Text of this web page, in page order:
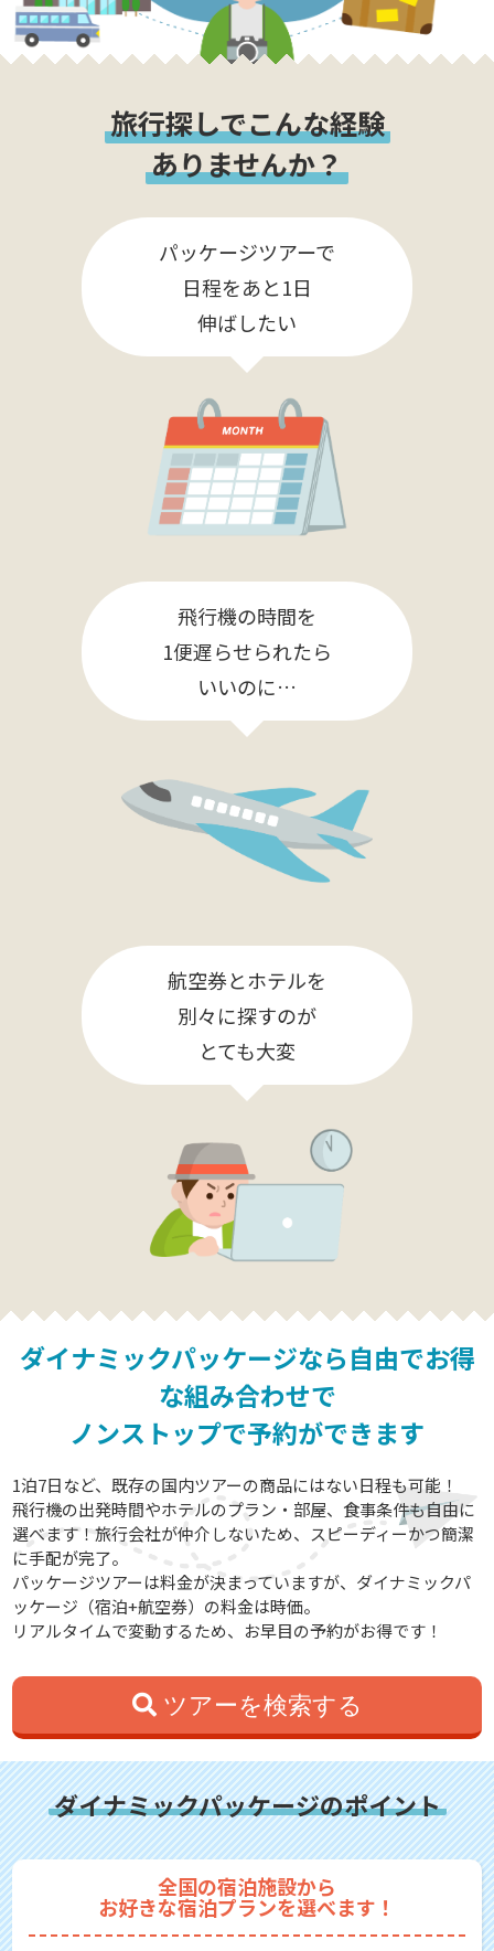
旅行探しでこんな経験
ありませんか？
パッケージツアーで
日程をあと1日
伸ばしたい
飛行機の時間を
1便遅らせられたら
いいのに…
航空券とホテルを
別々に探すのが
とても大変
ダイナミックパッケージなら自由でお得
な組み合わせで
ノンストップで予約ができます
1泊7日など、既存の国内ツアーの商品にはない日程も可能！
飛行機の出発時間やホテルのプラン・部屋、食事条件も自由に
選べます！旅行会社が仲介しないため、スピーディーかつ簡潔
に手配が完了。
パッケージツアーは料金が決まっていますが、ダイナミックパ
ッケージ（宿泊+航空券）の料金は時価。
リアルタイムで変動するため、お早目の予約がお得です！
ツアーを検索する
ダイナミックパッケージのポイント
全国の宿泊施設から
お好きな宿泊プランを選べます！